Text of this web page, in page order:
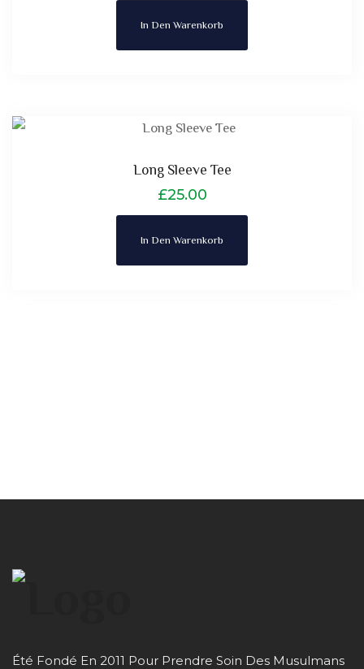
In Den Warenkorb
Long Sleeve Tee
£25.00
In Den Warenkorb
Été Fondé En 2011 Pour Prendre Soin Des Musulmans